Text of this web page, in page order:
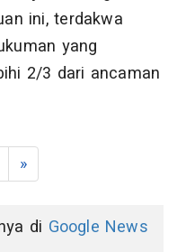
ini, terdakwa
yang
2/3 dari ancaman
»
di Google News